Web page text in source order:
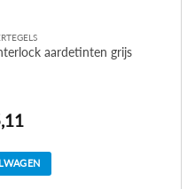
aardetinten grijs